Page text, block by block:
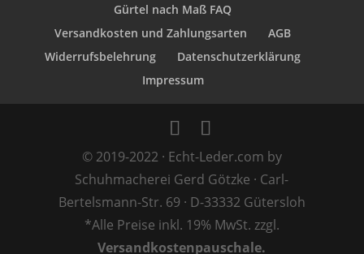
Gürtel nach Maß FAQ
Versandkosten und Zahlungsarten
AGB
Widerrufsbelehrung
Datenschutzerklärung
Impressum
© 2019-2022 · Echt-Leder.com by
Schuhmacherei Gerd Götzke · Carl-
Bertelsmann-Str. 69 · D-33332 Gütersloh
*Alle Preise inkl. 19% MwSt. zzgl.
Versandkostenpauschale.